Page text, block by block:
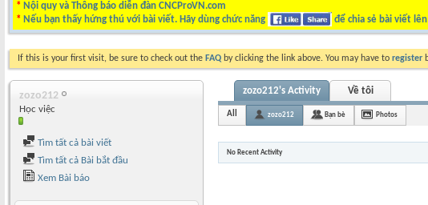
* Nội quy và Thông báo diễn đàn CNCProVN.com
* Nếu bạn thấy hứng thú với bài viết. Hãy dùng chức năng để chia sẻ bài viết
If this is your first visit, be sure to check out the FAQ by clicking the link above. You may have to register
zozo212
Học việc
Tìm tất cả bài viết
Tìm tất cả Bài bắt đầu
Xem Bài báo
zozo212's Activity Về tôi
All zozo212 Bạn bè Photos
No Recent Activity